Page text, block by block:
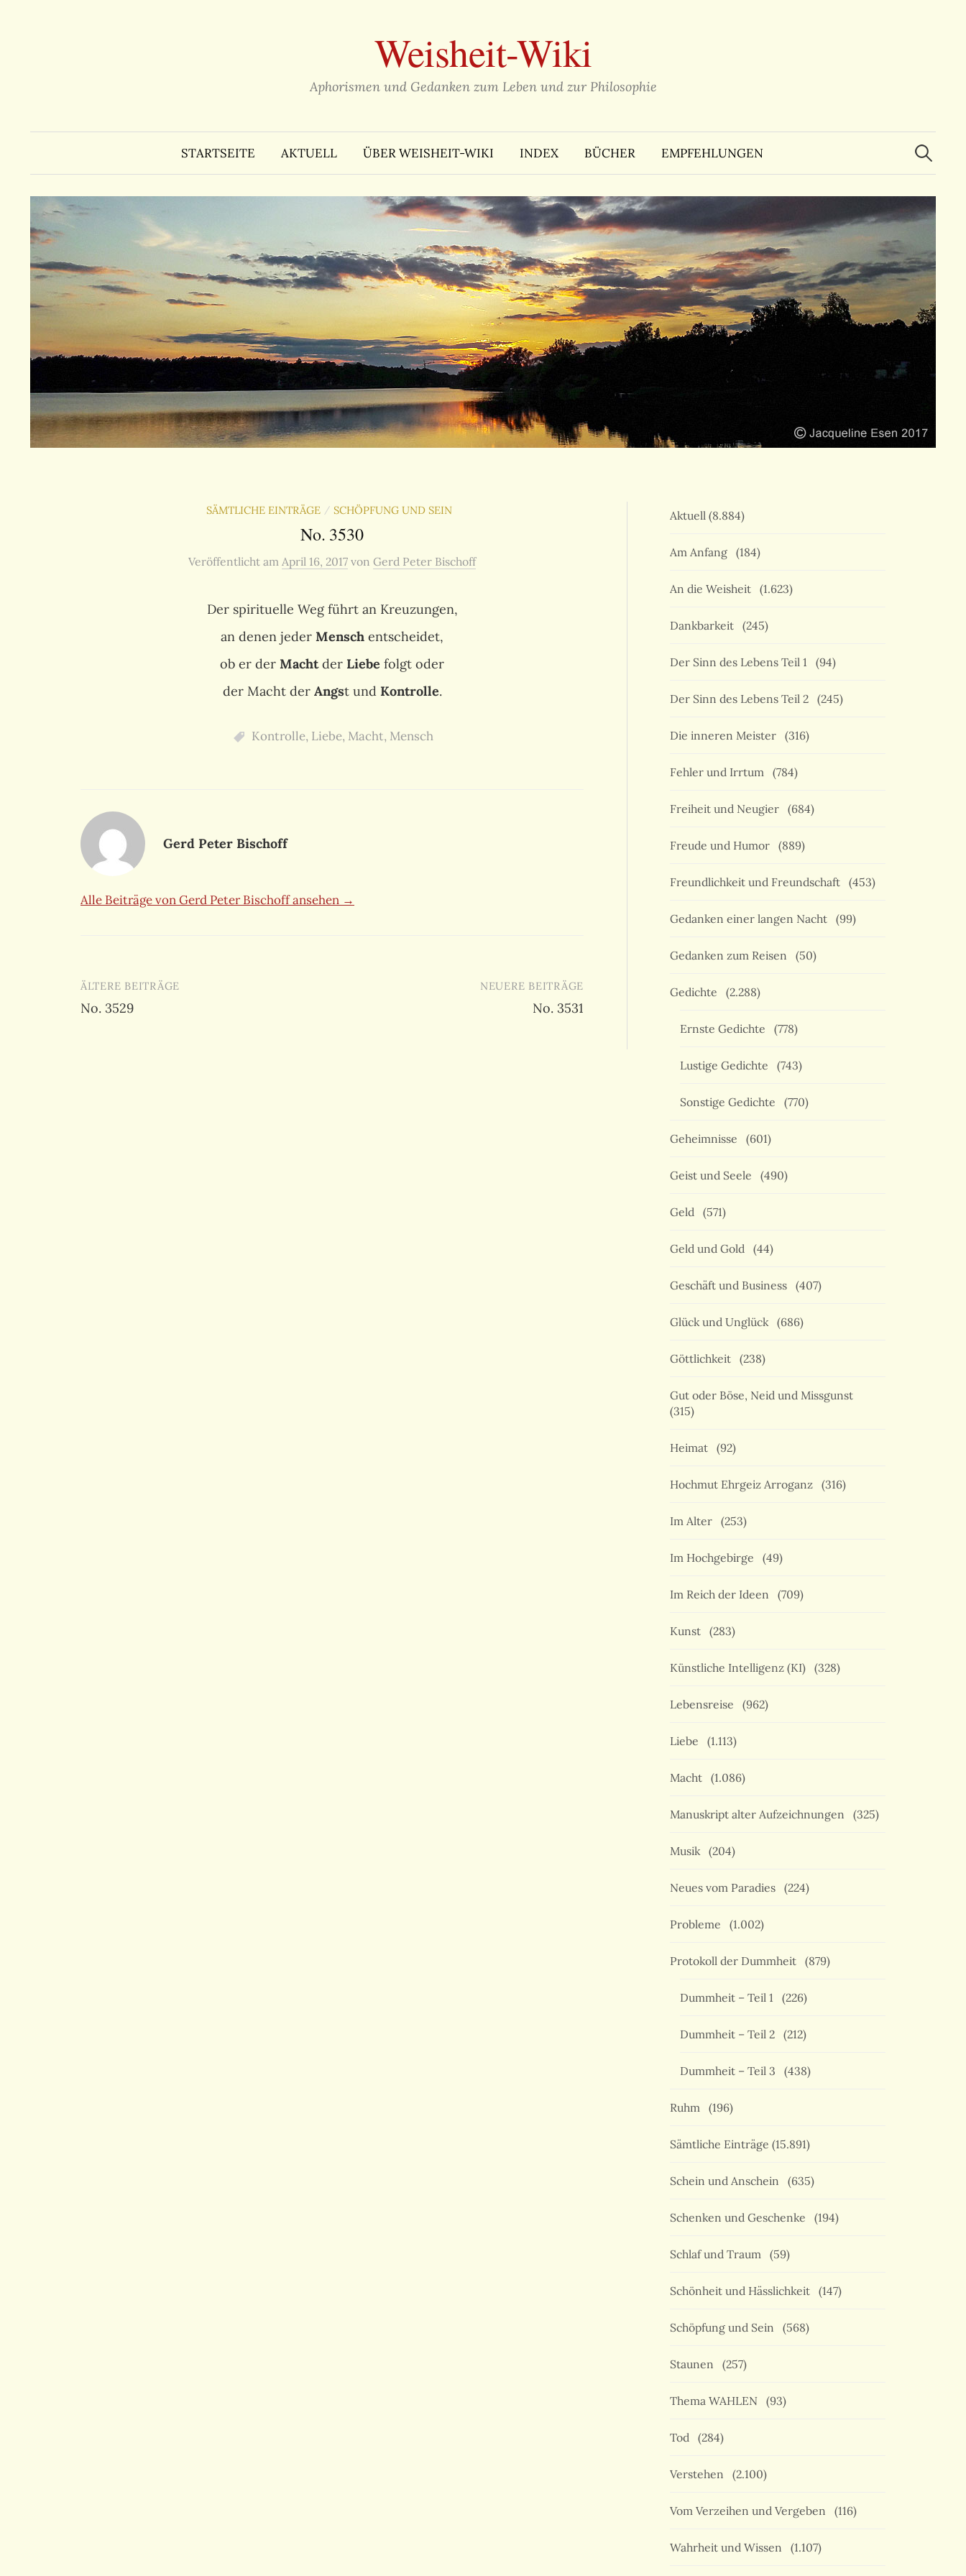
Weisheit-Wiki
Aphorismen und Gedanken zum Leben und zur Philosophie
STARTSEITE AKTUELL ÜBER WEISHEIT-WIKI INDEX BÜCHER EMPFEHLUNGEN
Suchen
nach:
SÄMTLICHE EINTRÄGE / SCHÖPFUNG UND SEIN
No. 3530
Veröffentlicht am April 16, 2017 von Gerd Peter Bischoff
Der spirituelle Weg führt an Kreuzungen,
an denen jeder Mensch entscheidet,
ob er der Machtder Liebe folgt oder
der Macht der Angst und Kontrolle.
Kontrolle, Liebe, Macht, Mensch
Gerd Peter Bischoff
Alle Beiträge von Gerd Peter Bischoff ansehen →
Beitragsnavigation
ÄLTERE BEITRÄGE
No. 3529
NEUERE BEITRÄGE
No. 3531
Aktuell (8.884)
Am Anfang (184)
An die Weisheit (1.623)
Dankbarkeit (245)
Der Sinn des Lebens Teil 1 (94)
Der Sinn des Lebens Teil 2 (245)
Die inneren Meister (316)
Fehler und Irrtum (784)
Freiheit und Neugier (684)
Freude und Humor (889)
Freundlichkeit und Freundschaft (453)
Gedanken einer langen Nacht (99)
Gedanken zum Reisen (50)
Gedichte (2.288)
Ernste Gedichte (778)
Lustige Gedichte (743)
Sonstige Gedichte (770)
Geheimnisse (601)
Geist und Seele (490)
Geld (571)
Geld und Gold (44)
Geschäft und Business (407)
Glück und Unglück (686)
Göttlichkeit (238)
Gut oder Böse, Neid und Missgunst
(315)
Heimat (92)
Hochmut Ehrgeiz Arroganz (316)
Im Alter (253)
Im Hochgebirge (49)
Im Reich der Ideen (709)
Kunst (283)
Künstliche Intelligenz (KI) (328)
Lebensreise (962)
Liebe (1.113)
Macht (1.086)
Manuskript alter Aufzeichnungen (325)
Musik (204)
Neues vom Paradies (224)
Probleme (1.002)
Protokoll der Dummheit (879)
Dummheit – Teil 1 (226)
Dummheit – Teil 2 (212)
Dummheit – Teil 3 (438)
Ruhm (196)
Sämtliche Einträge (15.891)
Schein und Anschein (635)
Schenken und Geschenke (194)
Schlaf und Traum (59)
Schönheit und Hässlichkeit (147)
Schöpfung und Sein (568)
Staunen (257)
Thema WAHLEN (93)
Tod (284)
Verstehen (2.100)
Vom Verzeihen und Vergeben (116)
Wahrheit und Wissen (1.107)